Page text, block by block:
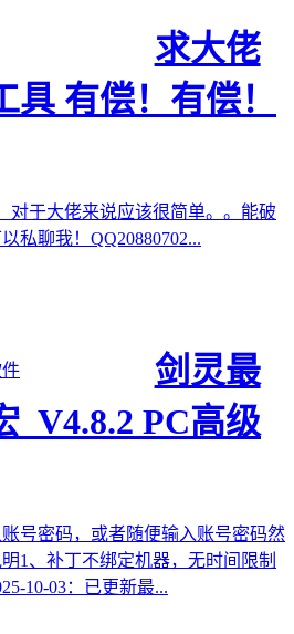
求大佬
有偿！有偿！
对于大佬来说应该很简单。。能破
私聊我！QQ20880702...
剑灵最
_V4.8.2 PC高级
号密码，或者随便输入账号密码然
1、补丁不绑定机器，无时间限制
10-03：已更新最...